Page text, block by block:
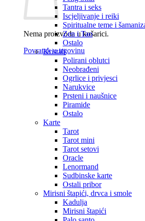
Nema proizvoda u košarici.
Povratak u trgovinu
Tantra i seks
Iscjeljivanje i reiki
Spiritualne teme i
Zen i Tao
Ostalo
Kristali
Polirani oblutci
Neobrađeni
Ogrlice i privjesci
Narukvice
Prsteni i naušnice
Piramide
Ostalo
Karte
Tarot
Tarot mini
Tarot setovi
Oracle
Lenormand
Sudbinske karte
Ostali pribor
Mirisni štapići, drvca i smole
Kadulja
Mirisni štapići